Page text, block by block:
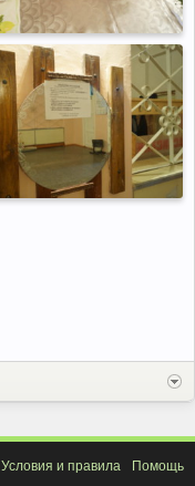
Условия и правила Помощь